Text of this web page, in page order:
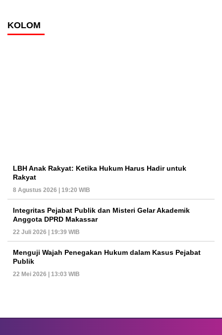
KOLOM
LBH Anak Rakyat: Ketika Hukum Harus Hadir untuk
Rakyat
8 Agustus 2026 | 19:20 WIB
Integritas Pejabat Publik dan Misteri Gelar Akademik
Anggota DPRD Makassar
22 Juli 2026 | 19:39 WIB
Menguji Wajah Penegakan Hukum dalam Kasus Pejabat
Publik
22 Mei 2026 | 13:03 WIB